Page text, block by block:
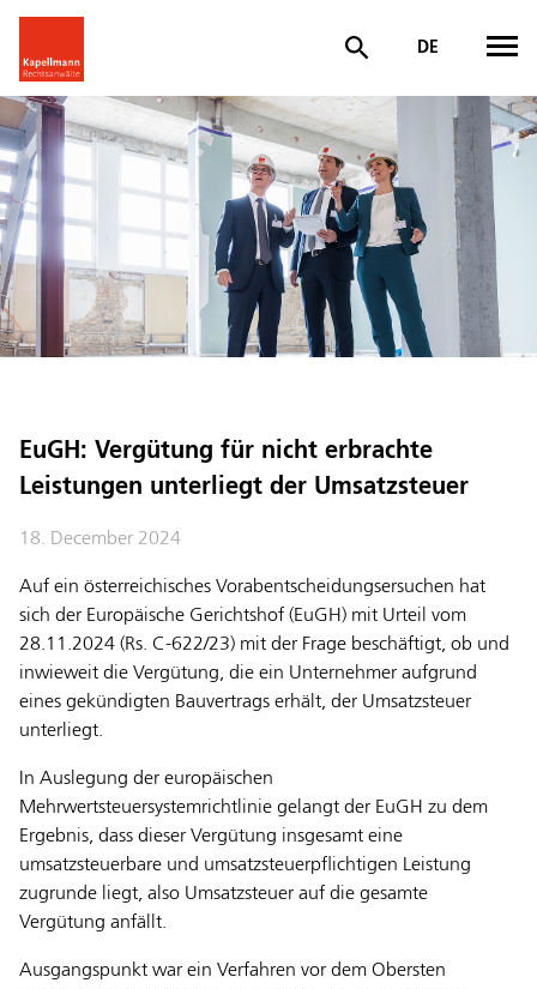
DE
EuGH: Vergütung für nicht erbrachte
Leistungen unterliegt der Umsatzsteuer
18. December 2024
Auf ein österreichisches Vorabentscheidungsersuchen hat
sich der Europäische Gerichtshof (EuGH) mit Urteil vom
28.11.2024 (Rs. C-622/23) mit der Frage beschäftigt, ob und
inwieweit die Vergütung, die ein Unternehmer aufgrund
eines gekündigten Bauvertrags erhält, der Umsatzsteuer
unterliegt.
In Auslegung der europäischen
Mehrwertsteuersystemrichtlinie gelangt der EuGH zu dem
Ergebnis, dass dieser Vergütung insgesamt eine
umsatzsteuerbare und umsatzsteuerpflichtigen Leistung
zugrunde liegt, also Umsatzsteuer auf die gesamte
Vergütung anfällt.
Ausgangspunkt war ein Verfahren vor dem Obersten